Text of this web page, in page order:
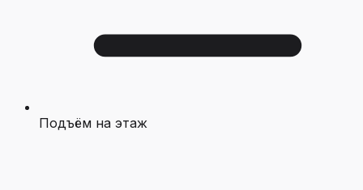
Подъём на этаж